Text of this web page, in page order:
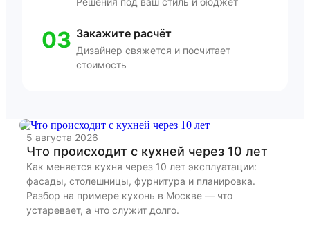
03 Закажите расчёт
Дизайнер свяжется и посчитает
стоимость
5 августа 2026
Что происходит с кухней через 10 лет
Как меняется кухня через 10 лет эксплуатации:
фасады, столешницы, фурнитура и планировка.
Разбор на примере кухонь в Москве — что
устаревает, а что служит долго.